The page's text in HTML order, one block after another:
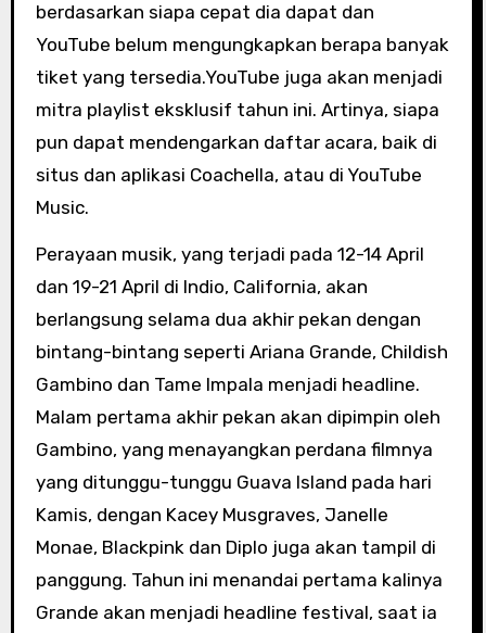
berdasarkan siapa cepat dia dapat dan
YouTube belum mengungkapkan berapa banyak
tiket yang tersedia.YouTube juga akan menjadi
mitra playlist eksklusif tahun ini. Artinya, siapa
pun dapat mendengarkan daftar acara, baik di
situs dan aplikasi Coachella, atau di YouTube
Music.
Perayaan musik, yang terjadi pada 12-14 April
dan 19-21 April di Indio, California, akan
berlangsung selama dua akhir pekan dengan
bintang-bintang seperti Ariana Grande, Childish
Gambino dan Tame Impala menjadi headline.
Malam pertama akhir pekan akan dipimpin oleh
Gambino, yang menayangkan perdana filmnya
yang ditunggu-tunggu Guava Island pada hari
Kamis, dengan Kacey Musgraves, Janelle
Monae, Blackpink dan Diplo juga akan tampil di
panggung. Tahun ini menandai pertama kalinya
Grande akan menjadi headline festival, saat ia